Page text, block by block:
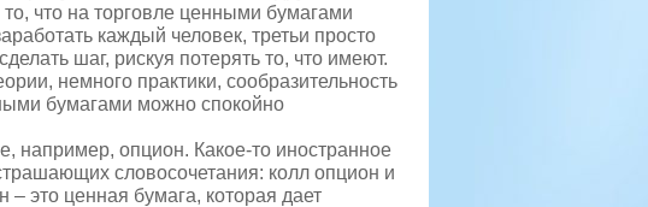
то, что на торговле ценными бумагами
каждый человек, третьи просто
шаг, рискуя потерять то, что имеют.
немного практики, сообразительность
бумагами можно спокойно
например, опцион. Какое-то иностранное
словосочетания: колл опцион и
это ценная бумага, которая дает